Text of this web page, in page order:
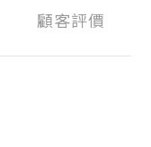
顧客評價